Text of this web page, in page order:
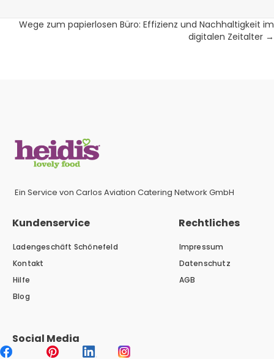
Posts
Wege zum papierlosen Büro: Effizienz und Nachhaltigkeit im
digitalen Zeitalter →
Ein Service von Carlos Aviation Catering Network GmbH
Kundenservice
Ladengeschäft Schönefeld
Kontakt
Hilfe
Blog
Rechtliches
Impressum
Datenschutz
AGB
Social Media